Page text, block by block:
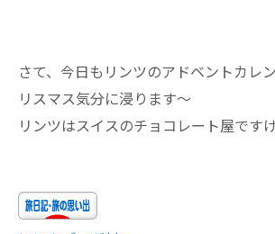
さて、今日もリンツのアドベントカレ
リスマス気分に浸ります～
リンツはスイスのチョコレート屋ですけ